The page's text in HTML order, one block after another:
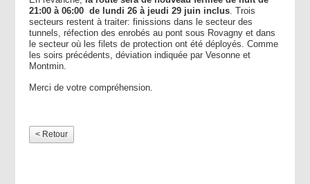
21:00 à 06:00 de lundi 26 à jeudi 29 juin inclus. Trois
secteurs restent à traiter: finissions dans le secteur des
tunnels, réfection des enrobés au pont sous Rovagny et dans
le secteur où les filets de protection ont été déployés. Comme
les soirs précédents, déviation indiquée par Vesonne et
Montmin.
Merci de votre compréhension.
< Retour